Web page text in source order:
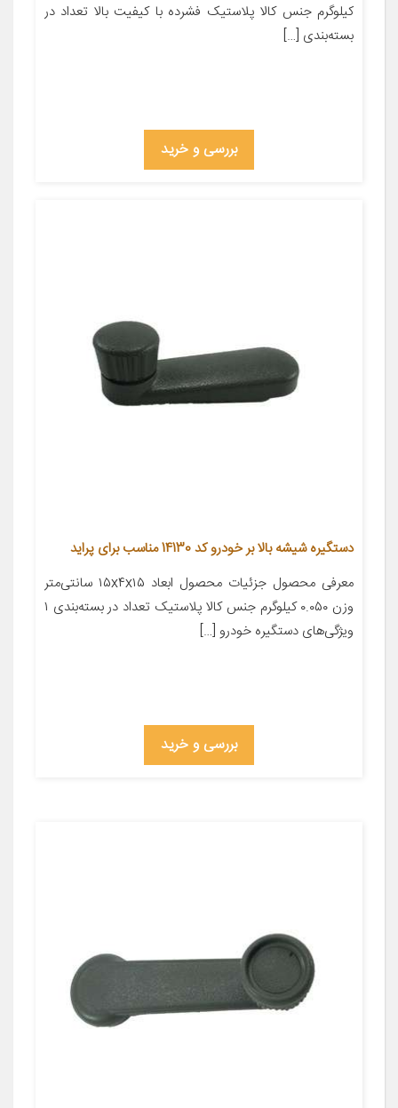
کیلوگرم جنس کالا پلاستیک فشرده با کیفیت بالا تعداد در
بسته‌بندی […]
بررسی و خرید
دستگیره شیشه بالا بر خودرو کد 14130 مناسب برای پراید
معرفی محصول جزئیات محصول ابعاد ۱۵x۴x۱۵ سانتی‌متر
وزن ۰.۰۵۰ کیلوگرم جنس کالا پلاستیک تعداد در بسته‌بندی ۱
ویژگی‌های دستگیره خودرو […]
بررسی و خرید